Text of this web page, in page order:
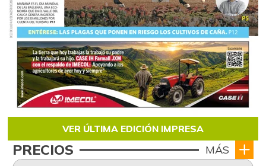
VER ÚLTIMA EDICIÓN IMPRESA
PRECIOS MÁS